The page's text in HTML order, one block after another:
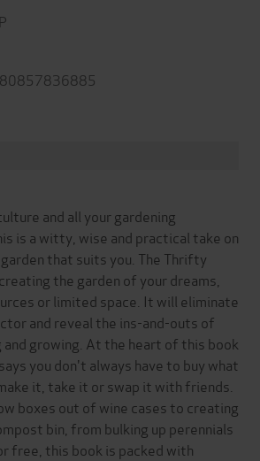
and all your gardening
is a witty, wise and practical take on
that suits you. The Thrifty
the garden of your dreams,
or limited space. It will eliminate
and reveal the ins-and-outs of
and growing. At the heart of this book
you don't always have to buy what
it, take it or swap it with friends.
boxes out of wine cases to creating
bin, from bulking up perennials
free, this book is packed with